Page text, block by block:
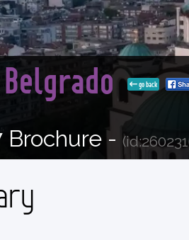
Belgrado go back
Brochure -